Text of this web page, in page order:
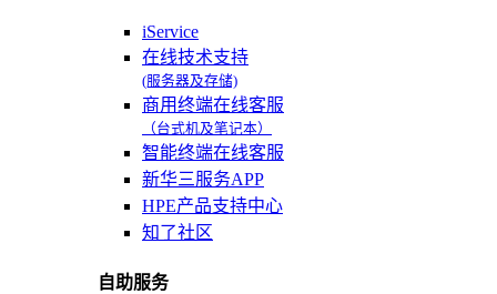
iService
在线技术支持
(服务器及存储)
商用终端在线客服
（台式机及笔记本）
智能终端在线客服
新华三服务APP
HPE产品支持中心
知了社区
自助服务